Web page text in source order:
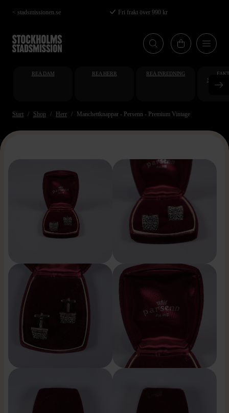
Hoppa
till
huvudinnehåll
< stadsmissionen.se Fri frakt över 990 kr
REA DAM REA HERR REA INREDNING
Start Shop Herr Manchettknappar - Persenn - Premium Vintage